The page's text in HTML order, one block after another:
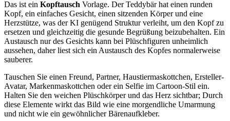
Das ist ein Kopftausch Vorlage. Der Teddybär hat einen runden
Kopf, ein einfaches Gesicht, einen sitzenden Körper und eine
Herzstütze, was der KI genügend Struktur verleiht, um den Kopf zu
ersetzen und gleichzeitig die gesunde Begrüßung beizubehalten. Ein
Austausch nur des Gesichts kann bei Plüschfiguren unheimlich
aussehen, daher liest sich ein Austausch des Kopfes normalerweise
sauberer.
Tauschen Sie einen Freund, Partner, Haustiermaskottchen, Ersteller-
Avatar, Markenmaskottchen oder ein Selfie im Cartoon-Stil ein.
Halten Sie den weichen Plüschkörper und das Herz sichtbar; Durch
diese Elemente wirkt das Bild wie eine morgendliche Umarmung
und nicht wie ein gewöhnlicher Bärenaufkleber.